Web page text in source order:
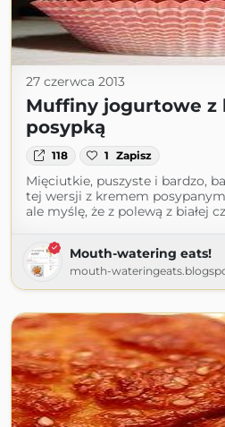
27 czerwca 2013
Muffiny jogurtowe z
posypką
118 1 Zapisz
Mięciutkie, puszyste i bardzo,
tej wersji z kremem
ale myślę, że z polewą z białej
Mouth-watering eats!
mouth-